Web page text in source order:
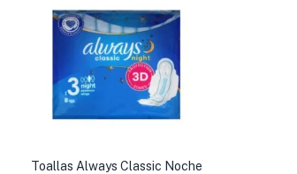
Toallas Always Classic Noche